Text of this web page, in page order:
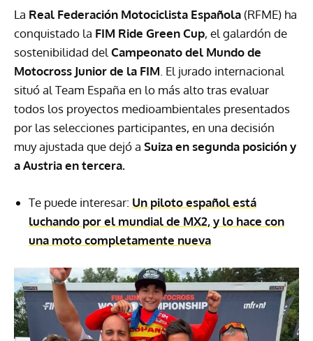
La Real Federación Motociclista Española(RFME) ha
conquistado la FIM Ride Green Cup, el galardón de
sostenibilidad del Campeonato del Mundo de
Motocross Junior de la FIM . El jurado internacional
situó al Team España en lo más alto tras evaluar
todos los proyectos medioambientales presentados
por las selecciones participantes, en una decisión
muy ajustada que dejó a Suiza en segunda posición y
a Austria en tercera.
Te puede interesar: Un piloto español está
luchando por el mundial de MX2, y lo hace con
una moto completamente nueva